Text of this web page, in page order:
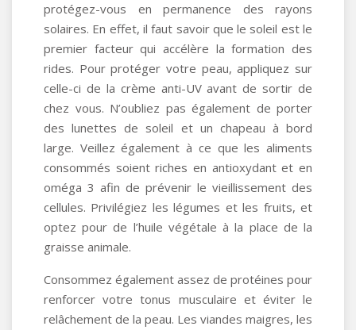
protégez-vous en permanence des rayons
solaires. En effet, il faut savoir que le soleil est le
premier facteur qui accélère la formation des
rides. Pour protéger votre peau, appliquez sur
celle-ci de la crème anti-UV avant de sortir de
chez vous. N’oubliez pas également de porter
des lunettes de soleil et un chapeau à bord
large. Veillez également à ce que les aliments
consommés soient riches en antioxydant et en
oméga 3 afin de prévenir le vieillissement des
cellules. Privilégiez les légumes et les fruits, et
optez pour de l’huile végétale à la place de la
graisse animale.
Consommez également assez de protéines pour
renforcer votre tonus musculaire et éviter le
relâchement de la peau. Les viandes maigres, les